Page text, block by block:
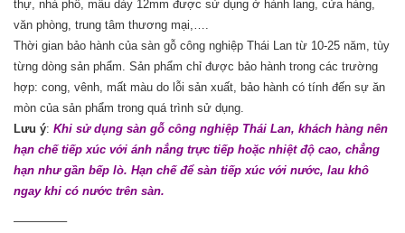
thự, nhà phố, mẫu dày 12mm được sử dụng ở hành lang, cửa hàng,
văn phòng, trung tâm thương mại,….
Thời gian bảo hành của sàn gỗ công nghiệp Thái Lan từ 10-25 năm, tùy
từng dòng sản phẩm. Sản phẩm chỉ được bảo hành trong các trường
hợp: cong, vênh, mất màu do lỗi sản xuất, bảo hành có tính đến sự ăn
mòn của sản phẩm trong quá trình sử dụng.
Lưu ý: Khi sử dụng sàn gỗ công nghiệp Thái Lan, khách hàng nên
hạn chế tiếp xúc với ánh nắng trực tiếp hoặc nhiệt độ cao, chẳng
hạn như gần bếp lò. Hạn chế để sàn tiếp xúc với nước, lau khô
ngay khi có nước trên sàn.
————–